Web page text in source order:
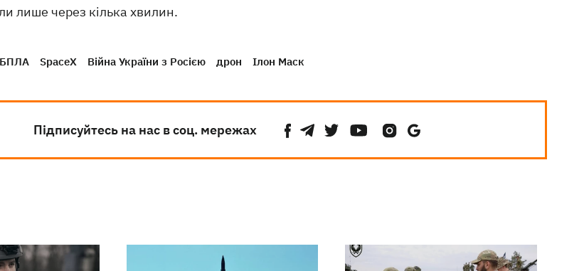
лише через кілька хвилин.
БПЛА SpaceX Війна України з Росією дрон Ілон Маск
Підписуйтесь на нас в соц. мережах